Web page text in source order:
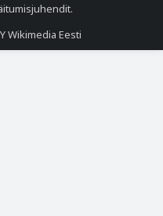
.
Wikimedia Eesti